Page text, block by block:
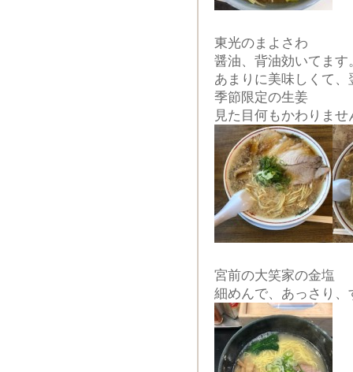
東光のまよさわ
醤油、背油効いてます
あまりに美味しくて
季節限定の生姜
見た目何もかわりませ
宮前の大笑家の金塩
細めんで、あっさり